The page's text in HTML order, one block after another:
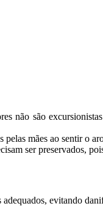
não são
mães ao sentir o
ser preservados,
evitando